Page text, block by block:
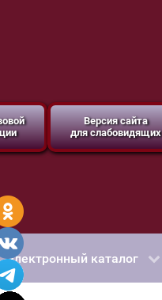
Версия сайта
для слабовидящих
Электронный каталог